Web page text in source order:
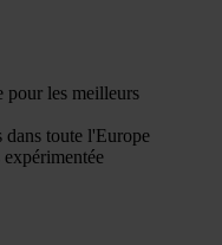
pour les meilleurs
dans toute l'Europe